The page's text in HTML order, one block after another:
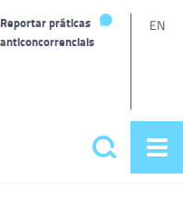
Reportar práticas
anticoncorrenciais
EN
Pesquisar